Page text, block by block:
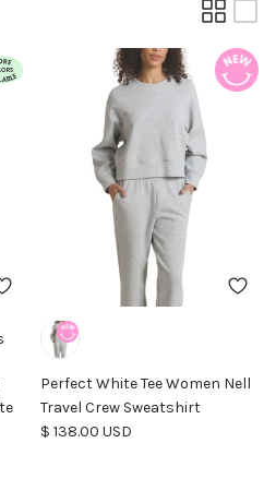
Perfect White Tee Women Nell
Travel Crew Sweatshirt
Precio normal
$ 138.00 USD